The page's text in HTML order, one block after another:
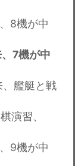
8機が中
7機が中
、艦艇と戦
演習、
9機が中